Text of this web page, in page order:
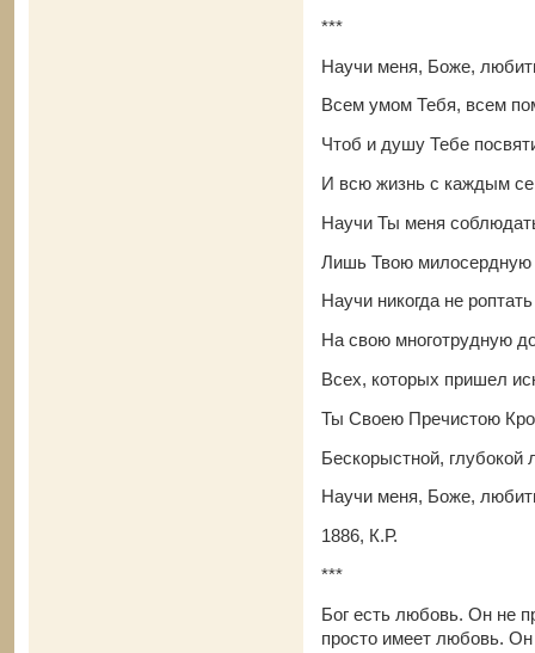
***
Научи меня, Боже,
Всем умом Тебя, всем
Чтоб и душу Тебе
И всю жизнь с каждым
Научи Ты меня
Лишь Твою
Научи никогда не роптать
На свою многотрудную
Всех, которых пришел
Ты Своею Пречистою
Бескорыстной, глубокой
Научи меня, Боже,
1886, К.Р.
***
Бог есть любовь. Он не
просто имеет любовь.